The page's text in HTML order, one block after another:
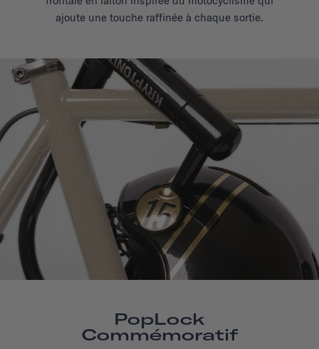
ajoute une touche raffinée à chaque sortie.
PopLock
Commémoratif